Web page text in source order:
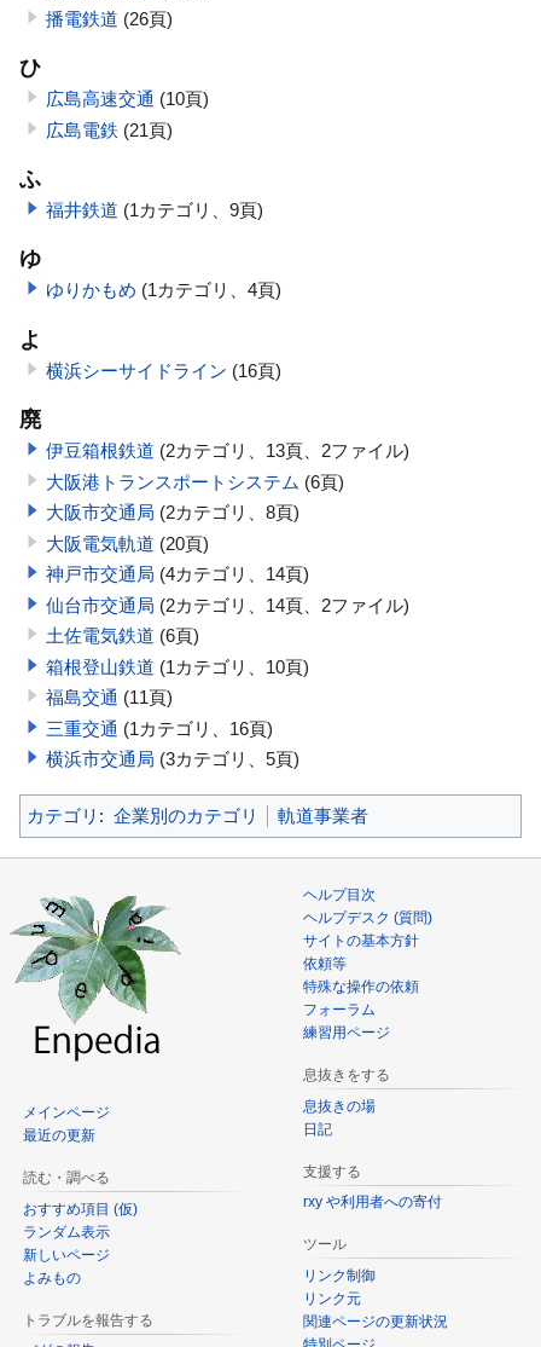
播電鉄道 (26頁)
ひ
広島高速交通 (10頁)
広島電鉄 (21頁)
ふ
福井鉄道 (1カテゴリ、9頁)
ゆ
ゆりかもめ (1カテゴリ、4頁)
よ
横浜シーサイドライン (16頁)
廃
伊豆箱根鉄道 (2カテゴリ、13頁、2ファイル)
大阪港トランスポートシステム (6頁)
大阪市交通局 (2カテゴリ、8頁)
大阪電気軌道 (20頁)
神戸市交通局 (4カテゴリ、14頁)
仙台市交通局 (2カテゴリ、14頁、2ファイル)
土佐電気鉄道 (6頁)
箱根登山鉄道 (1カテゴリ、10頁)
福島交通 (11頁)
三重交通 (1カテゴリ、16頁)
横浜市交通局 (3カテゴリ、5頁)
カテゴリ : 企業別のカテゴリ 軌道事業者
メインページ
最近の更新
読む・調べる
おすすめ項目 (仮)
ランダム表示
新しいページ
よみもの
トラブルを報告する
ヘルプ目次
ヘルプデスク (質問)
サイトの基本方針
依頼等
特殊な操作の依頼
フォーラム
練習用ページ
息抜きをする
息抜きの場
日記
支援する
rxy や利用者への寄付
ツール
リンク制御
リンク元
関連ページの更新状況